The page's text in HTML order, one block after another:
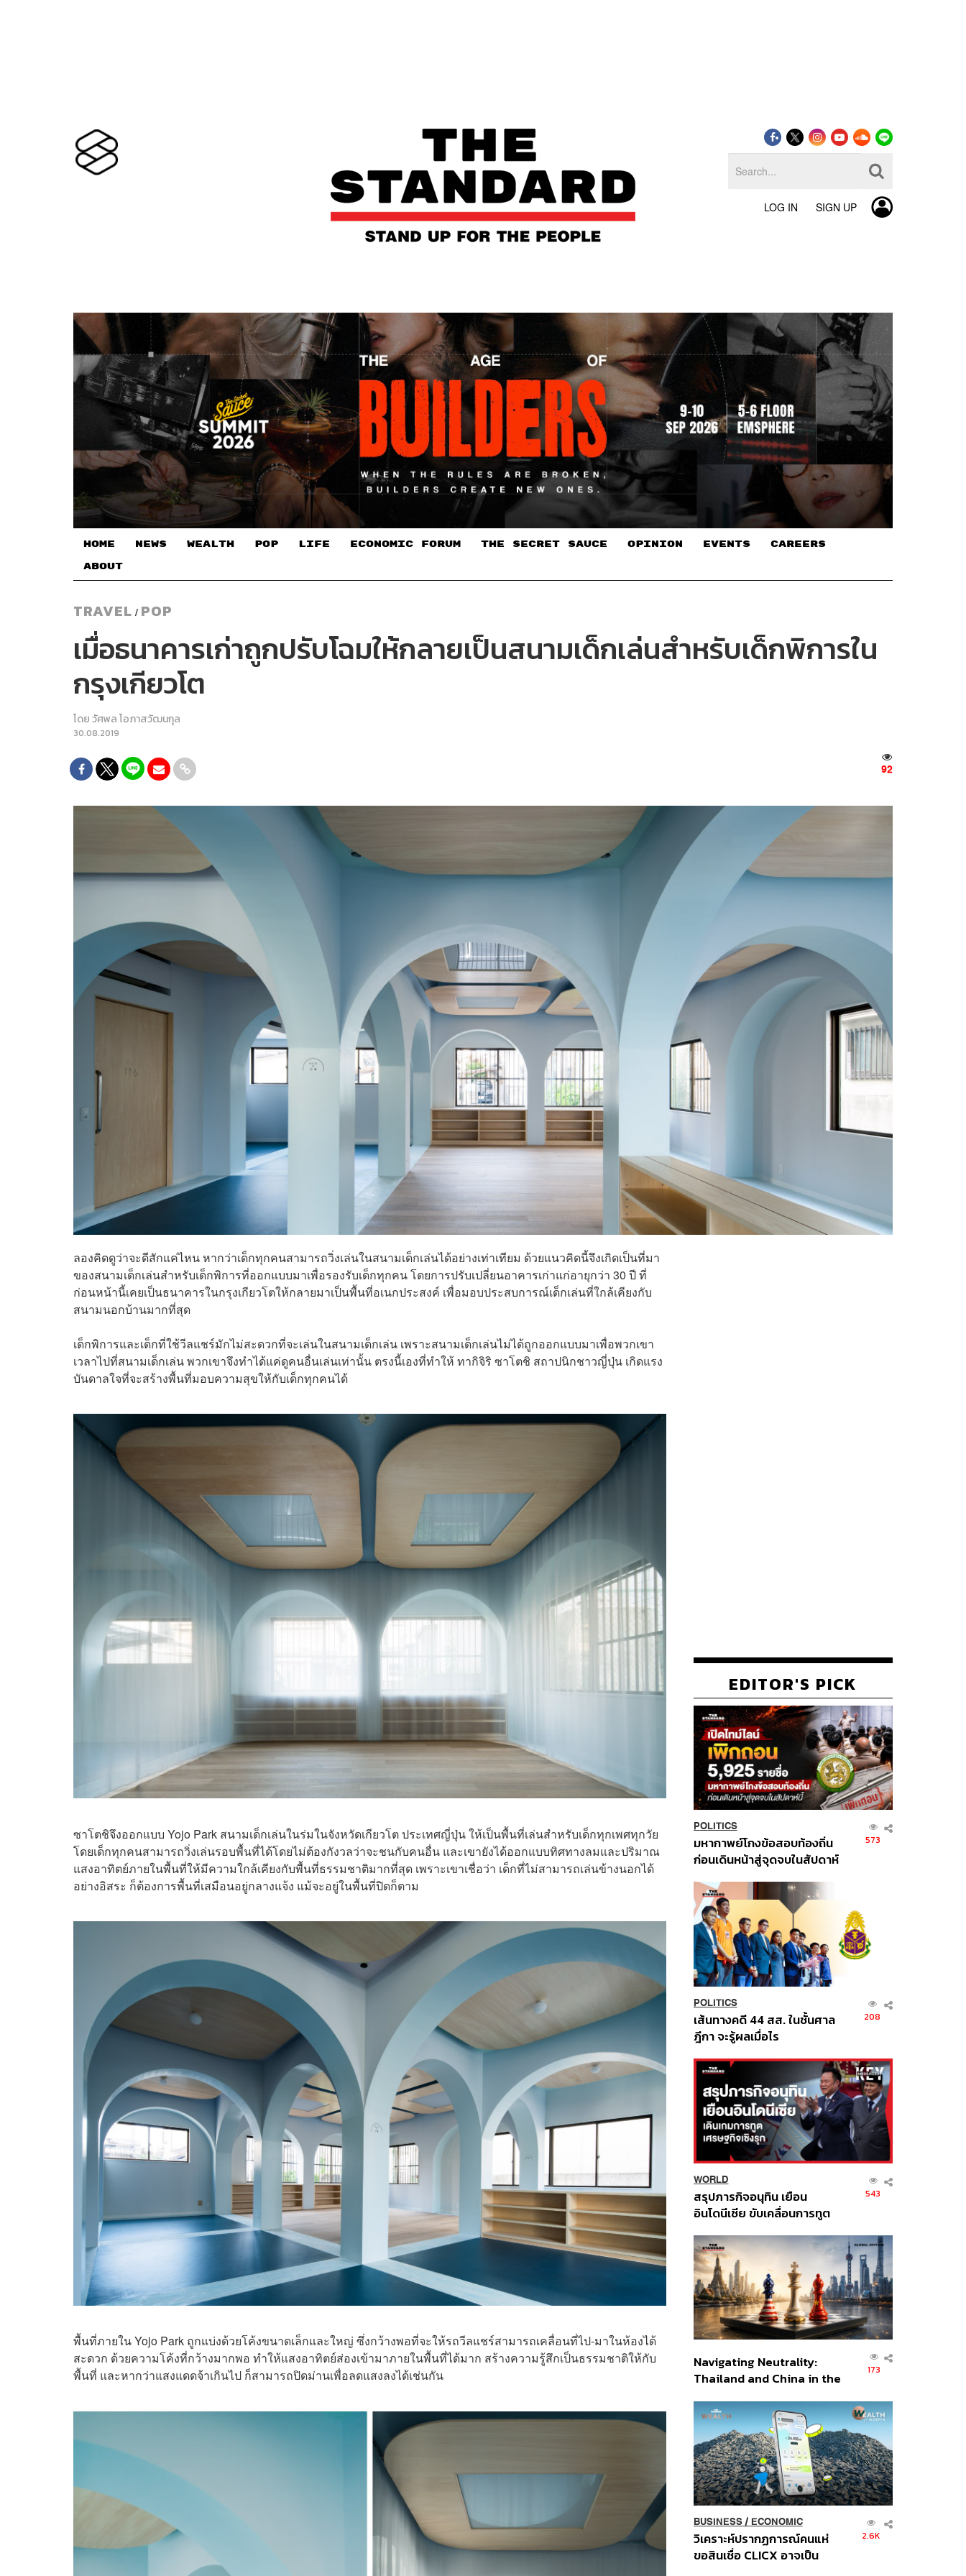
LOG IN SIGN UP
HOME NEWS WEALTH POP LIFE ECONOMIC FORUM THE SECRET SAUCE​ OPINION EVENTS CAREERS
ABOUT
TRAVEL / POP
เมื่อธนาคารเก่าถูกปรับโฉมให้กลายเป็นสนามเด็กเล่นสำหรับเด็กพิการใน
กรุงเกียวโต
โดยวัศพล โอภาสวัฒนกุล
30.08.2019
92
ลองคิดดูว่าจะดีสักแค่ไหน หากว่าเด็กทุกคนสามารถวิ่งเล่นในสนามเด็กเล่นได้อย่างเท่าเทียม ด้วยแนวคิดนี้จึงเกิดเป็นที่มา
ของสนามเด็กเล่นสำหรับเด็กพิการที่ออกแบบมาเพื่อรองรับเด็กทุกคน โดยการปรับเปลี่ยนอาคารเก่าแก่อายุกว่า 30 ปี ที่
ก่อนหน้านี้เคยเป็นธนาคารในกรุงเกียวโตให้กลายมาเป็นพื้นที่อเนกประสงค์ เพื่อมอบประสบการณ์เด็กเล่นที่ใกล้เคียงกับ
สนามนอกบ้านมากที่สุด
เด็กพิการและเด็กที่ใช้วีลแชร์มักไม่สะดวกที่จะเล่นในสนามเด็กเล่น เพราะสนามเด็กเล่นไม่ได้ถูกออกแบบมาเพื่อพวกเขา
เวลาไปที่สนามเด็กเล่น พวกเขาจึงทำได้แค่ดูคนอื่นเล่นเท่านั้น ตรงนี้เองที่ทำให้ ทากิจิริ ซาโตชิ สถาปนิกชาวญี่ปุ่น เกิดแรง
บันดาลใจที่จะสร้างพื้นที่มอบความสุขให้กับเด็กทุกคนได้
ซาโตชิจึงออกแบบ Yojo Park สนามเด็กเล่นในร่มในจังหวัดเกียวโต ประเทศญี่ปุ่น ให้เป็นพื้นที่เล่นสำหรับเด็กทุกเพศทุกวัย
โดยเด็กทุกคนสามารถวิ่งเล่นรอบพื้นที่ได้โดยไม่ต้องกังวลว่าจะชนกับคนอื่น และเขายังได้ออกแบบทิศทางลมและปริมาณ
แสงอาทิตย์ภายในพื้นที่ให้มีความใกล้เคียงกับพื้นที่ธรรมชาติมากที่สุด เพราะเขาเชื่อว่า เด็กที่ไม่สามารถเล่นข้างนอกได้
อย่างอิสระ ก็ต้องการพื้นที่เสมือนอยู่กลางแจ้ง แม้จะอยู่ในพื้นที่ปิดก็ตาม
พื้นที่ภายใน Yojo Park ถูกแบ่งด้วยโค้งขนาดเล็กและใหญ่ ซึ่งกว้างพอที่จะให้รถวีลแชร์สามารถเคลื่อนที่ไป-มาในห้องได้
สะดวก ด้วยความโค้งที่กว้างมากพอ ทำให้แสงอาทิตย์ส่องเข้ามาภายในพื้นที่ได้มาก สร้างความรู้สึกเป็นธรรมชาติให้กับ
พื้นที่ และหากว่าแสงแดดจ้าเกินไป ก็สามารถปิดม่านเพื่อลดแสงลงได้เช่นกัน
EDITOR'S PICK
POLITICS
มหากาพย์โกงข้อสอบท้องถิ่น
ก่อนเดินหน้าสู่จุดจบในสัปดาห์
573
POLITICS
เส้นทางคดี 44 สส. ในชั้นศาล
ฎีกา จะรู้ผลเมื่อไร
208
WORLD
สรุปภารกิจอนุทิน เยือน
อินโดนีเซีย ขับเคลื่อนการทูต
ส่วนยุทธศาสตร์ไทย –
อินโดนีเซีย
543
Navigating Neutrality:
Thailand and China in the
Order
173
BUSINESS/ ECONOMIC
วิเคราะห์ปรากฏการณ์คนแห่
ขอสินเชื่อ CLICX อาจเป็น
2.6K